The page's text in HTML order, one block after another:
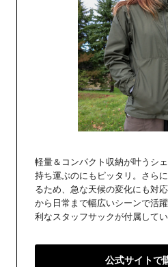
軽量＆コンパクト収納が叶うシ
持ち運ぶのにもピッタリ。さら
るため、急な天候の変化にも対
から日常まで幅広いシーンで活
利なスタッフサックが付属してい
公式サイトで